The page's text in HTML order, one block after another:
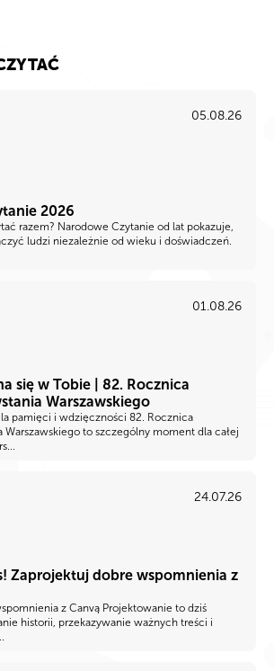
05.08.26
2026
razem? Narodowe Czytanie od lat pokazuje,
ludzi niezależnie od wieku i doświadczeń.
01.08.26
się w Tobie | 82. Rocznica
Warszawskiego
pamięci i wdzięczności 82. Rocznica
Warszawskiego to szczególny moment dla całej
24.07.26
Zaprojektuj dobre wspomnienia z
z Canvą Projektowanie to dziś
historii, przekazywanie ważnych treści i